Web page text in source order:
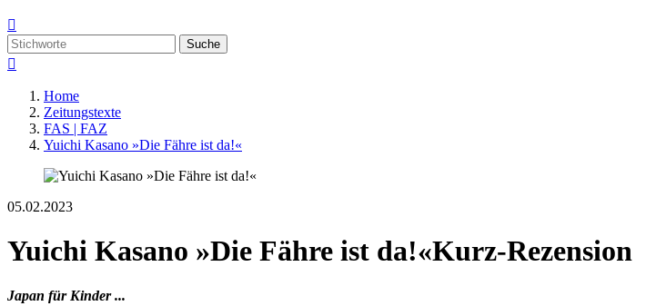

Suche

Home
Zeitungstexte
FAS | FAZ
Yuichi Kasano »Die Fähre ist da!«
05.02.2023
Yuichi Kasano »Die Fähre ist da!«Kurz-Rezension
Japan für Kinder ...